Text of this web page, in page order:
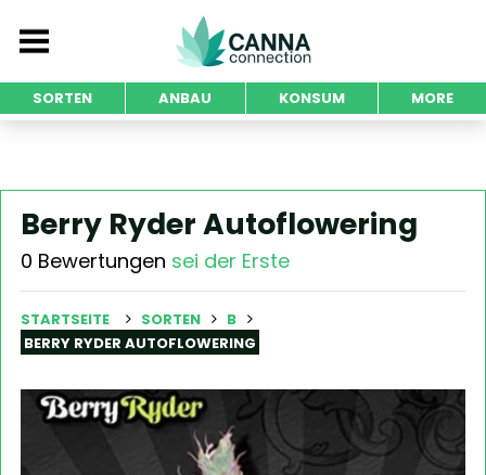
SORTEN ANBAU KONSUM MORE
Berry Ryder Autoflowering
0 Bewertungen sei der Erste
STARTSEITE SORTEN
B
BERRY RYDER AUTOFLOWERING